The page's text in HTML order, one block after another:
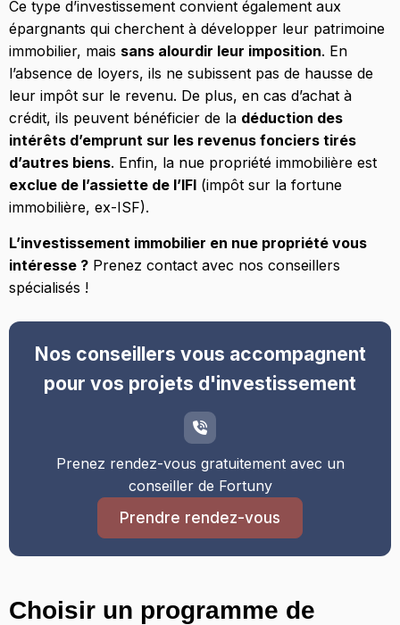
Ce type d’investissement convient également aux
épargnants qui cherchent à développer leur patrimoine
immobilier, mais sans alourdir leur imposition. En
l’absence de loyers, ils ne subissent pas de hausse de
leur impôt sur le revenu. De plus, en cas d’achat à
crédit, ils peuvent bénéficier de la déduction des
intérêts d’emprunt sur les revenus fonciers tirés
d’autres biens. Enfin, la nue propriété immobilière est
exclue de l’assiette de l’IFI (impôt sur la fortune
immobilière, ex-ISF).
L’investissement immobilier en nue propriété vous
intéresse ? Prenez contact avec nos conseillers
spécialisés !
Nos conseillers vous accompagnent
pour vos projets d'investissement
Prenez rendez-vous gratuitement avec un
conseiller de Fortuny
Prendre rendez-vous
Choisir un programme de